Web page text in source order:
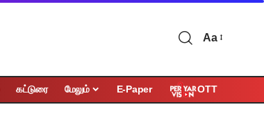
Aa
கட்டுரை மேலும் E-Paper OTT